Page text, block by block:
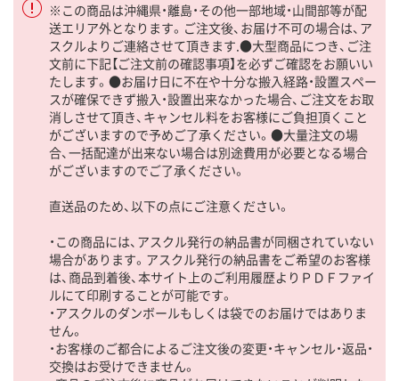
※この商品は沖縄県・離島・その他一部地域・山間部等が配
送エリア外となります。ご注文後、お届け不可の場合は、ア
スクルよりご連絡させて頂きます.●大型商品につき、ご注
文前に下記【ご注文前の確認事項】を必ずご確認をお願いい
たします。●お届け日に不在や十分な搬入経路・設置スペー
スが確保できず搬入・設置出来なかった場合、ご注文をお取
消しさせて頂き、キャンセル料をお客様にご負担頂くこと
がございますので予めご了承ください。●大量注文の場
合、一括配達が出来ない場合は別途費用が必要となる場合
がございますのでご了承ください。
直送品のため、以下の点にご注意ください。
・この商品には、アスクル発行の納品書が同梱されていない
場合があります。アスクル発行の納品書をご希望のお客様
は、商品到着後、本サイト上のご利用履歴よりＰＤＦファイ
ルにて印刷することが可能です。
・アスクルのダンボールもしくは袋でのお届けではありま
せん。
・お客様のご都合によるご注文後の変更・キャンセル・返品・
交換はお受けできません。